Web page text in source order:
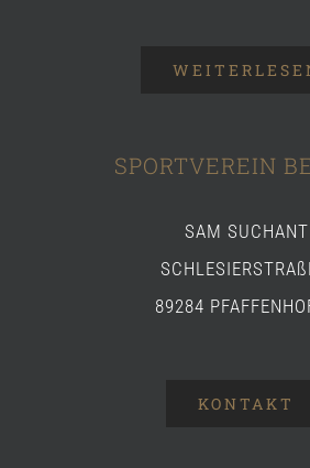
SPORTVEREIN
SAM SUCHANT
89284
KONTAKT